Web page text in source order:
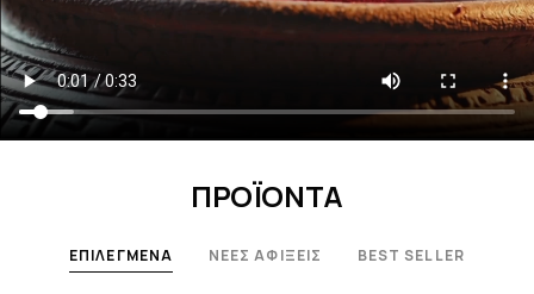
ΠΡΟΪΟΝΤΑ
ΕΠΙΛΕΓΜΕΝΑ ΝΕΕΣ ΑΦΙΞΕΙΣ BEST SELLER